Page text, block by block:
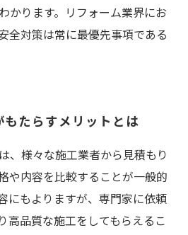
かります。リフォーム業界にお
全対策は常に最優先事項である
たらすメリットとは
、様々な施工業者から見積もり
や内容を比較することが一般的
にもよりますが、専門家に依頼
高品質な施工をしてもらえるこ